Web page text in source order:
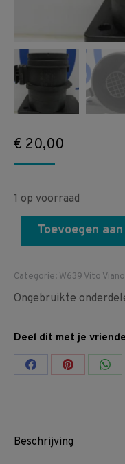
€ 20,00
1 op voorraad
Toevoegen
Categorie: W639 Vito Viano
Ongebruikte
Deel dit met je
Share Share
Beschrijving